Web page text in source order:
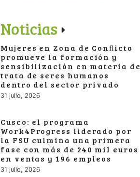
Noticias
Mujeres en Zona de Conﬂicto
promueve la formación y
sensibilización en materia de
trata de seres humanos
dentro del sector privado
31 julio, 2026
Cusco: el programa
Work4Progress liderado por
la FSU culmina una primera
fase con más de 240 mil euros
en ventas y 196 empleos
31 julio, 2026